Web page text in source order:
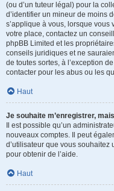
(ou d’un tuteur légal) pour la
d’identifier un mineur de moins
s’applique à vous, lorsque vous
votre place, contactez un
phpBB Limited et les
conseils juridiques et ne
de toutes sortes, à l’exception
contacter pour les abus ou les
Haut
Je souhaite m’enregistrer,
Il est possible qu’un
nouveaux comptes. Il peut
d’utilisateur que vous souhaitez
pour obtenir de l’aide.
Haut